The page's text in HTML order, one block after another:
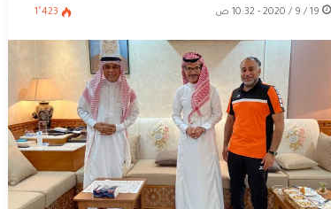
19 / 9 / 2020 - 10:32 ص 1٬423